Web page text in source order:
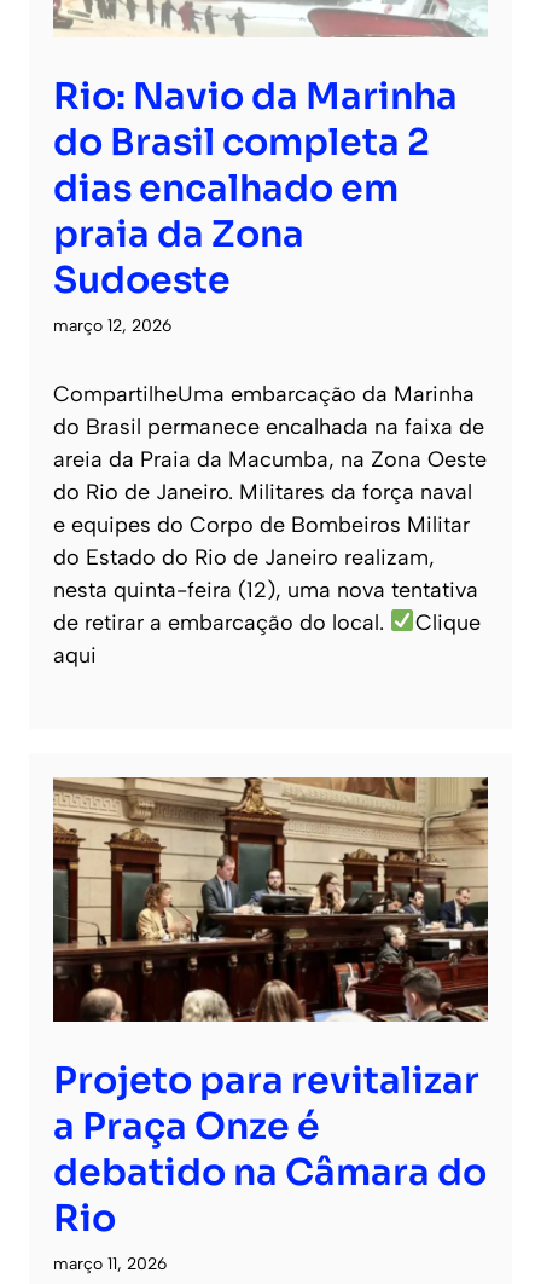
Rio: Navio da Marinha
do Brasil completa 2
dias encalhado em
praia da Zona
Sudoeste
março 12, 2026
CompartilheUma embarcação da Marinha
do Brasil permanece encalhada na faixa de
areia da Praia da Macumba, na Zona Oeste
do Rio de Janeiro. Militares da força naval
e equipes do Corpo de Bombeiros Militar
do Estado do Rio de Janeiro realizam,
nesta quinta-feira (12), uma nova tentativa
de retirar a embarcação do local.
Clique
aqui
Projeto para revitalizar
a Praça Onze é
debatido na Câmara do
Rio
março 11, 2026